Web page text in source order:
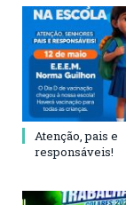
Atenção, pais e
responsáveis!